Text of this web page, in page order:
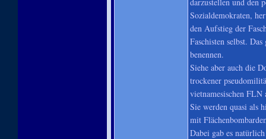
Sozialdemokraten,
den Aufstieg der
Faschisten selbst.
benennen.
Siehe aber auch die
trockener
vietnamesischen
Sie werden quasi als
mit
Dabei gab es